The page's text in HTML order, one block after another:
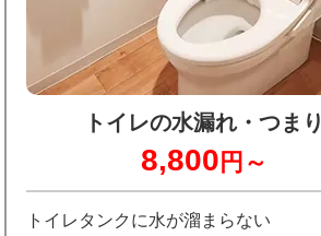
トイレの水漏れ・つまり
8,800 円～
トイレタンクに水が溜まらない